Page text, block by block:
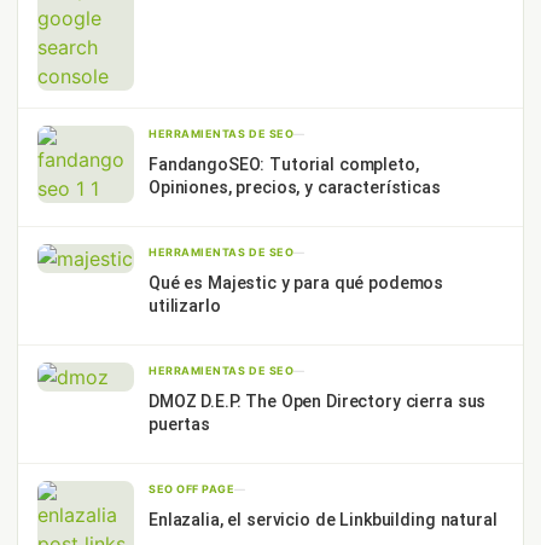
HERRAMIENTAS DE SEO—
FandangoSEO: Tutorial completo,
Opiniones, precios, y características
HERRAMIENTAS DE SEO—
Qué es Majestic y para qué podemos
utilizarlo
HERRAMIENTAS DE SEO—
DMOZ D.E.P. The Open Directory cierra sus
puertas
SEO OFF PAGE—
Enlazalia, el servicio de Linkbuilding natural